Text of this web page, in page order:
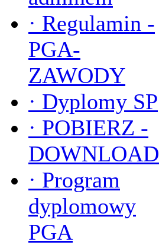
· Regulamin -
PGA-
ZAWODY
· Dyplomy SP
· POBIERZ -
DOWNLOAD
· Program
dyplomowy
PGA